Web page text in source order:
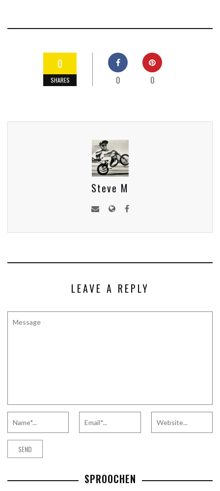
0
SHARES 0 0
Steve M
LEAVE A REPLY
SPROOCHEN